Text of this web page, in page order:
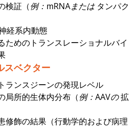
検証（例：mRNAまたは タンパク
経系内動態
ためのトランスレーショナルバイ
スベクター
ランスジーンの発現レベル
局所的生体内分布（例：AAVの拡
修飾の結果（行動学的および病理